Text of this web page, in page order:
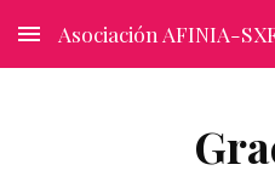
Skip to main content
Asociación AFINIA-